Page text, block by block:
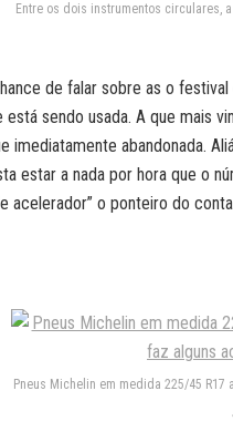
Entre os dois instrumentos circulares,
de falar sobre as o
está sendo usada. A que mais
imediatamente abandonada.
estar a nada por hora que o
acelerador” o ponteiro do
Pneus Michelin em medida 225/45